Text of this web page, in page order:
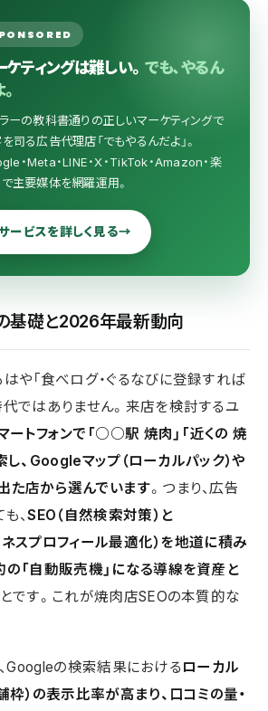
ケティングは難しい。 でも、やるん
ーの教科書通りの正しいマーケティングで
司る広告代理店「でもやるんだよ」。
・Meta・LINE・X・TikTok・Amazon・楽
主要媒体を網羅運用。
ービスを詳しく見る→
基礎と2026年最新動向
や「食べログ・ぐるなびに登録すれば
代ではありません。来店を検討するユ
ートフォンで「○○駅 焼肉」「近くの 焼
、Googleマップ（ローカルパック）や
た店から選んでいます。つまり、広告
、SEO（自然検索対策）と
スプロフィール最適化）を地道に積み
の「自動販売機」になる導線を資産と
とです。これが焼肉店SEOの本質的な
Googleの検索結果におけるローカル
枠）の表示比率が高まり、口コミの量・